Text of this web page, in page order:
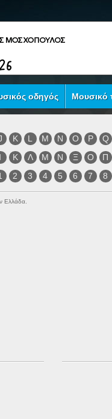
οδηγός Μουσικό
K L M N O P
Q
Ι Κ Λ Μ Ν Ξ Ο
Π
2 3 4 5 6 7 8
Ελλάδα.